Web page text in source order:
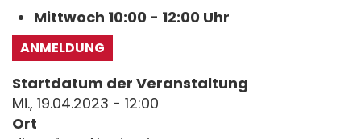
Mittwoch 10:00 - 12:00 Uhr
ANMELDUNG
Startdatum der Veranstaltung
Mi., 19.04.2023 - 12:00
Ort